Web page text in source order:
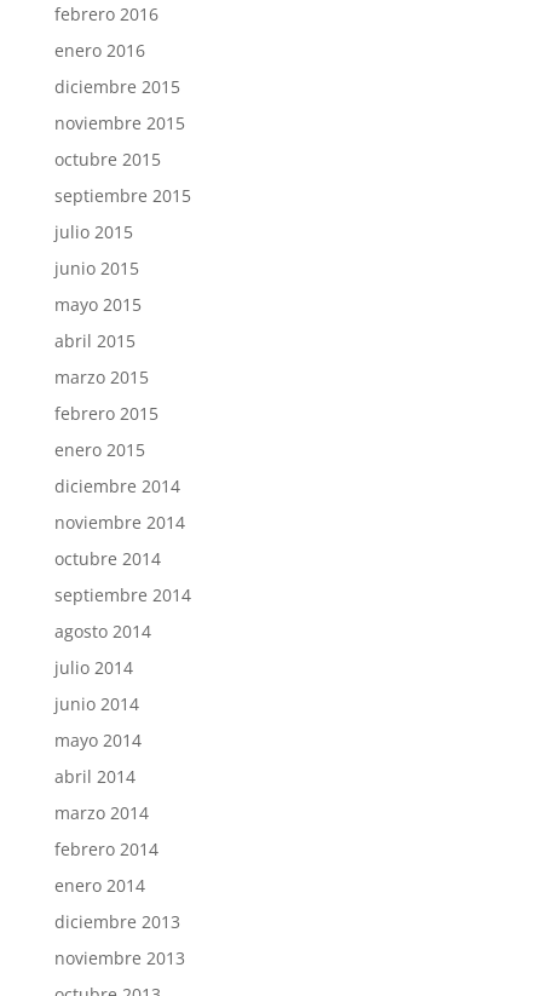
febrero 2016
enero 2016
diciembre 2015
noviembre 2015
octubre 2015
septiembre 2015
julio 2015
junio 2015
mayo 2015
abril 2015
marzo 2015
febrero 2015
enero 2015
diciembre 2014
noviembre 2014
octubre 2014
septiembre 2014
agosto 2014
julio 2014
junio 2014
mayo 2014
abril 2014
marzo 2014
febrero 2014
enero 2014
diciembre 2013
noviembre 2013